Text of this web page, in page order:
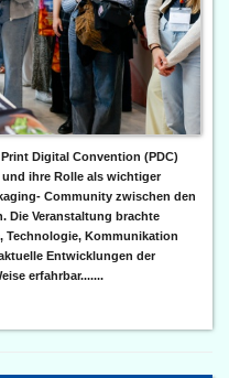
Digital Convention (PDC)
ihre Rolle als wichtiger
Community zwischen den
Die Veranstaltung brachte
Technologie, Kommunikation
Entwicklungen der
erfahrbar.......